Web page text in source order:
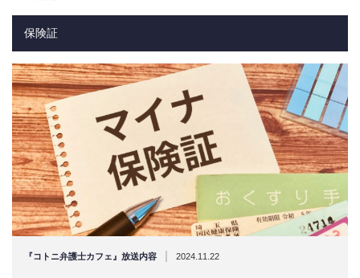
保険証
『コトニ弁護士カフェ』放送内容 2024.11.22